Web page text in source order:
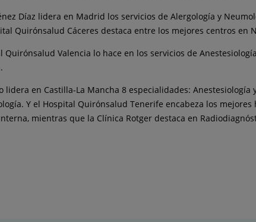
Díaz lidera en Madrid los servicios de Alergología y
Quirónsalud Cáceres destaca entre los mejores centros en
Quirónsalud Valencia lo hace en los servicios de
en Castilla-La Mancha 8 especialidades:
Y el Hospital Quirónsalud Tenerife encabeza los
mientras que la Clínica Rotger destaca en